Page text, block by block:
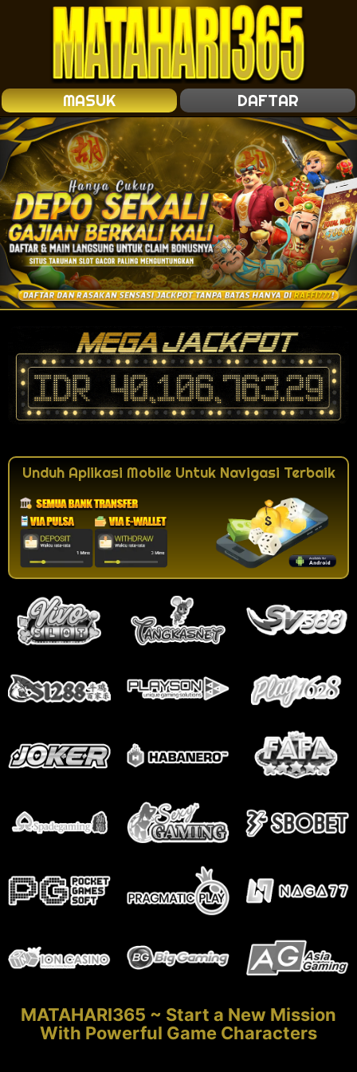
MASUK DAFTAR
Unduh Aplikasi Mobile Untuk Navigasi Terbaik
MATAHARI365 ~ Start a New Mission
With Powerful Game Characters